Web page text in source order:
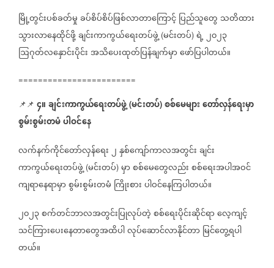
မြို့တွင်းပစ်ခတ်မှုခပ်စိပ်စိပ်ဖြစ်လာတာကြောင့်ပြည်သူတွေ သတိထား
သွားလာနေထိုင်ဖို့ချင်းကာကွယ်ရေးတပ်ဖွဲ့ (မင်းတပ်) ရဲ့၂၀၂၃
ဩဂုတ်လနှောင်းပိုင်းအသိပေးထုတ်ပြန်ချက်မှာဖော်ပြပါတယ်။
========================
📌📌 ၄။ချင်းကာကွယ်ရေးတပ်ဖွဲ့ (မင်းတပ်) စစ်မေများတော်လှန်ရေးမှာ
စွမ်းစွမ်းတမံပါဝင်နေ
လက်နက်ကိုင်တော်လှန်ရေး၂နှစ်ကျော်ကာလအတွင်းချင်း
ကာကွယ်ရေးတပ်ဖွဲ့ (မင်းတပ်) မှာစစ်မေတွေလည်းစစ်ရေးအပါအဝင်
ကျရာနေရာမှာစွမ်းစွမ်းတမံ ကြိုးစားပါဝင်နေကြပါတယ်။
၂၀၂၃စက်တင်ဘာလအတွင်းပြုလုပ်တဲ့စစ်ရေးပိုင်းဆိုင်ရာလေ့ကျင့်
သင်ကြားပေးနေတာတွေအထိပါလုပ်ဆောင်လာနိုင်တာမြင်တွေ့ရပါ
တယ်။